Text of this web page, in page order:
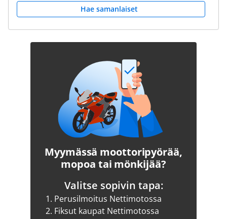
Hae samanlaiset
Myymässä moottoripyörää,
mopoa tai mönkijää?
Valitse sopivin tapa:
1. Perusilmoitus Nettimotossa
2. Fiksut kaupat Nettimotossa